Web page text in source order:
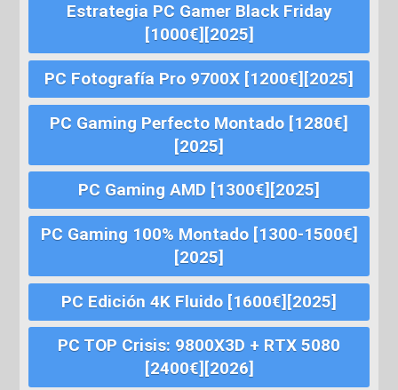
Estrategia PC Gamer Black Friday
[1000€][2025]
PC Fotografía Pro 9700X [1200€][2025]
PC Gaming Perfecto Montado [1280€]
[2025]
PC Gaming AMD [1300€][2025]
PC Gaming 100% Montado [1300-1500€]
[2025]
PC Edición 4K Fluido [1600€][2025]
PC TOP Crisis: 9800X3D + RTX 5080
[2400€][2026]